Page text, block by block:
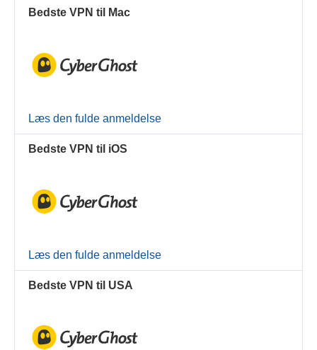
Bedste VPN til Mac
Læs den fulde anmeldelse
Bedste VPN til iOS
Læs den fulde anmeldelse
Bedste VPN til USA